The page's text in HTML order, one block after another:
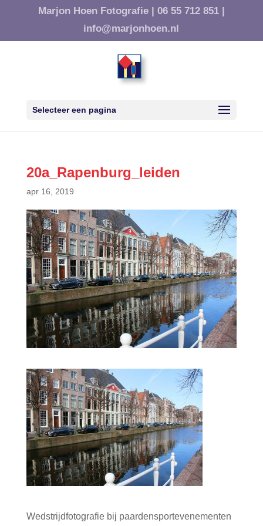
Marjon Hoen Fotografie | 06 55 712 851 |
info@marjonhoen.nl
Selecteer een pagina
20a_Rapenburg_leiden
apr 16, 2019
Wedstrijdfotografie bij paardensportevenementen